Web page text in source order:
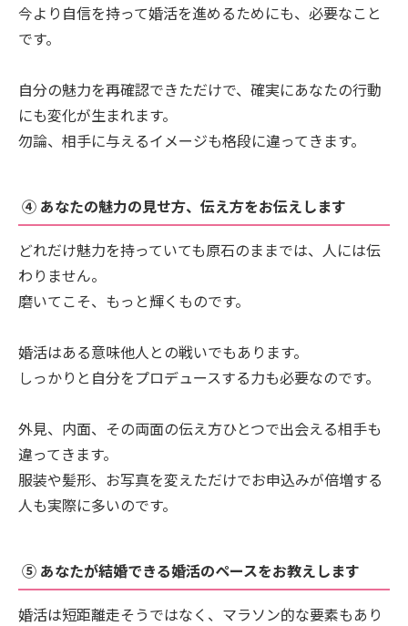
今より自信を持って婚活を進めるためにも、必要なこと
です。
自分の魅力を再確認できただけで、確実にあなたの行動
にも変化が生まれます。
勿論、相手に与えるイメージも格段に違ってきます。
④ あなたの魅力の見せ方、伝え方をお伝えします
どれだけ魅力を持っていても原石のままでは、人には伝
わりません。
磨いてこそ、もっと輝くものです。
婚活はある意味他人との戦いでもあります。
しっかりと自分をプロデュースする力も必要なのです。
外見、内面、その両面の伝え方ひとつで出会える相手も
違ってきます。
服装や髪形、お写真を変えただけでお申込みが倍増する
人も実際に多いのです。
⑤ あなたが結婚できる婚活のペースをお教えします
婚活は短距離走そうではなく、マラソン的な要素もあり